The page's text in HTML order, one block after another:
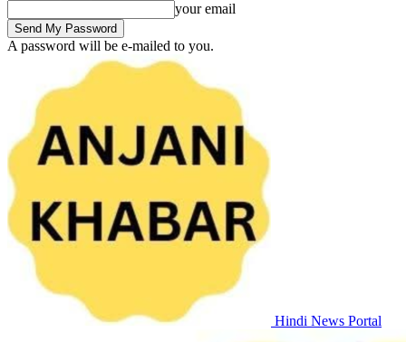
your email
A password will be e-mailed to you.
Hindi News Portal